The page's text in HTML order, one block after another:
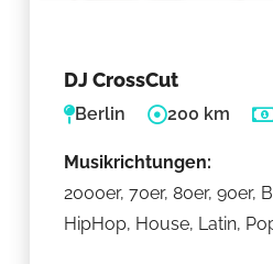
DJ CrossCut
Berlin 200 km
Musikrichtungen:
2000er, 70er, 80er, 90er,
HipHop, House, Latin,